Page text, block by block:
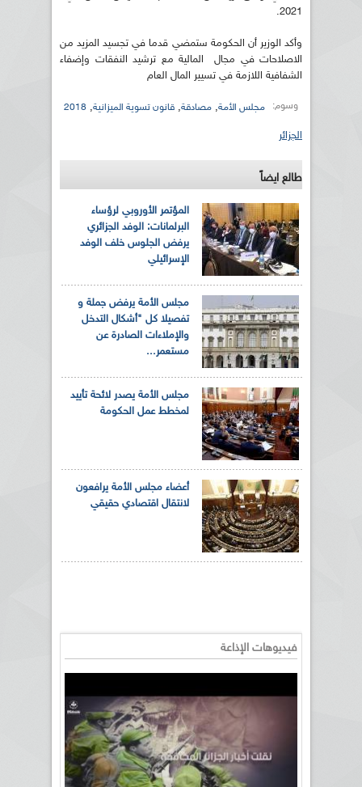
2021.
وأكد الوزير أن الحكومة ستمضي قدما في تجسيد المزيد من
الاصلاحات في مجال المالية مع ترشيد النفقات وإضفاء
الشفافية اللازمة في تسيير المال العام
وسوم: مجلس الأمة, مصادقة, قانون تسوية الميزانية,
2018
الجزائر
طالع ايضاً
المؤتمر الأوروبي لرؤساء
البرلمانات: الوفد الجزائري
يرفض الجلوس خلف الوفد
الإسرائيلي
مجلس الأمة يرفض جملة و
تفصيلا كل "أشكال التدخل
والإملاءات الصادرة عن
مستعمر...
مجلس الأمة يصدر لائحة تأييد
لمخطط عمل الحكومة
أعضاء مجلس الأمة يرافعون
لانتقال اقتصادي حقيقي
فيديوهات الإذاعة